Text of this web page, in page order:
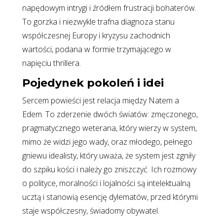
napędowym intrygi i źródłem frustracji bohaterów.
To gorzka i niezwykle trafna diagnoza stanu
współczesnej Europy i kryzysu zachodnich
wartości, podana w formie trzymającego w
napięciu thrillera.
Pojedynek pokoleń i idei
Sercem powieści jest relacja między Natem a
Edem. To zderzenie dwóch światów: zmęczonego,
pragmatycznego weterana, który wierzy w system,
mimo że widzi jego wady, oraz młodego, pełnego
gniewu idealisty, który uważa, że system jest zgniły
do szpiku kości i należy go zniszczyć. Ich rozmowy
o polityce, moralności i lojalności są intelektualną
ucztą i stanowią esencję dylematów, przed którymi
staje współczesny, świadomy obywatel.